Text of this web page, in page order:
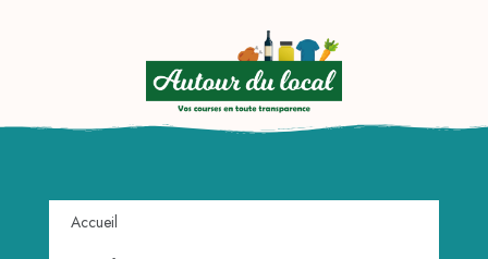
Accueil